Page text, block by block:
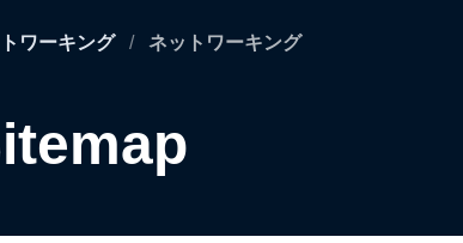
ワーキング / ネットワーキング